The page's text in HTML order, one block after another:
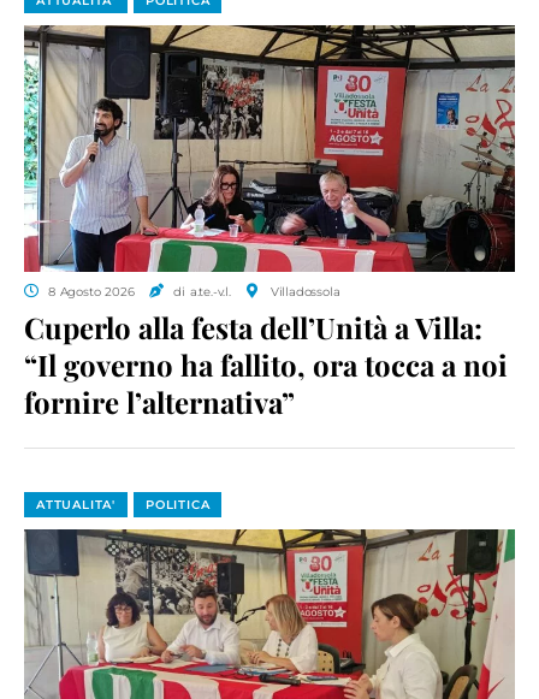
8 Agosto 2026 di a.te.-v.l. Villadossola
Cuperlo alla festa dell’Unità a Villa:
“Il governo ha fallito, ora tocca a noi
fornire l’alternativa”
ATTUALITA' POLITICA